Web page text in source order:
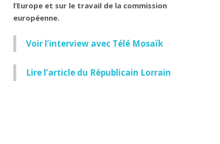
l’Europe et sur le travail de la commission
européenne.
Voir l’interview avec Télé Mosaïk
Lire l’article du Républicain Lorrain